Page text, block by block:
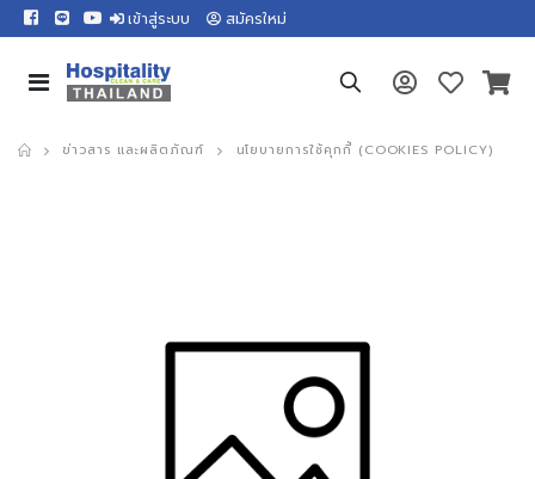
เข้าสู่ระบบ สมัครใหม่
ข่าวสาร และผลิตภัณฑ์ นโยบายการใช้คุกกี้ (COOKIES POLICY)